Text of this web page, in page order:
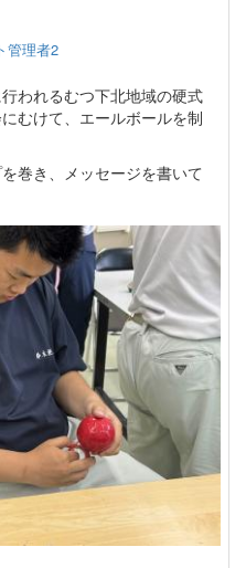
管理者2
われるむつ下北地域の硬式
むけて、エールボールを制
巻き、メッセージを書いて